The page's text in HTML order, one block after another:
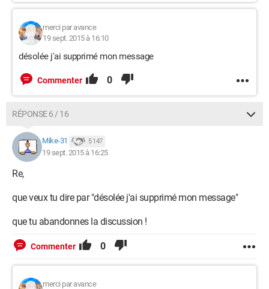
merci par avance
19 sept. 2015 à 16:10
désolée j'ai supprimé mon message
Commenter 0
RÉPONSE 6 / 16
Mike-31 5 147
19 sept. 2015 à 16:25
Re,
que veux tu dire par "désolée j'ai supprimé mon message"
que tu abandonnes la discussion !
Commenter 0
merci par avance